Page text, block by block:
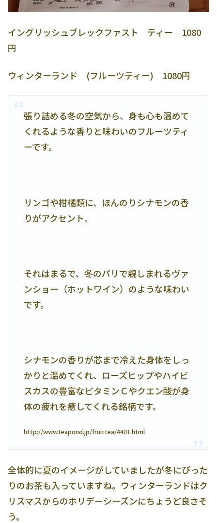
イングリッシュブレックファスト ティー 1080
円
ウィンターランド (フルーツティー) 1080円
張り詰める冬の空気から、身も心も温めて
くれるような香りと味わいのフルーツティ
ーです。
リンゴや柑橘類に、ほんのりシナモンの香
りがアクセント。
それはまるで、冬のパリで親しまれるヴァ
ンショー（ホットワイン）のような味わい
です。
シナモンの香りが芯まで冷えた身体をしっ
かりと温めてくれ、ローズヒップやハイビ
スカスの豊富なビタミンＣやクエン酸が身
体の疲れを癒してくれる銘柄です。
http://www.teapond.jp/fruittea/4401.html
全体的に夏のイメージがしていましたが冬にぴった
りのお茶も入っていますね。ウィンターランドはク
リスマスからのホリデーシーズンにちょうど良さそ
う。